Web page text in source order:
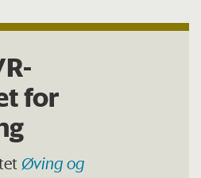
for
Øving og